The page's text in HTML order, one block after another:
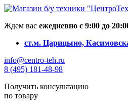
Ждем вас ежедневно с 9:00 до
ст.м. Царицыно,
info@centro-teh.ru
8 (495) 181-48-98
Получить консультацию
по товару